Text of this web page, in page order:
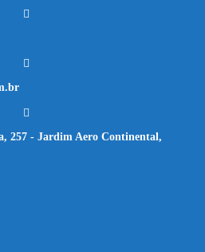
257 - Jardim Aero Continental,